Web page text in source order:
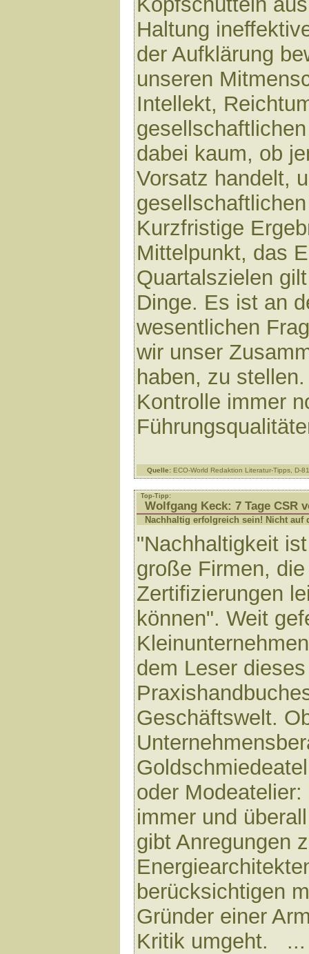
Haltung
der Aufklärung
unseren
Intellekt,
dabei kaum, ob
Vorsatz handelt,
Kurzfristige
Mittelpunkt, das
Quartalszielen
Dinge. Es ist an
wesentlichen
wir unser
haben, zu
Kontrolle immer
Quelle: ECO-World Redaktion Literatur-Tipps, D-
Top-Tipp:
Wolfgang Keck: 7 Tage CSR
Nachhaltig erfolgreich sein! Nicht auf
"Nachhaltigkeit
große Firmen,
Zertifizierungen
können". Weit
dem Leser
Geschäftswelt.
oder
immer und
gibt Anregungen
berücksichtigen
Gründer einer
Kritik umgeht.